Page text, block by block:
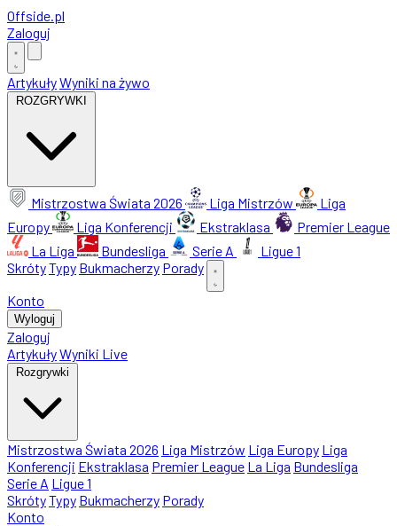
Offside.pl
Zaloguj
ArtykułyWyniki na żywo
ROZGRYWKI
Mistrzostwa Świata 2026 Liga Mistrzów
Liga
Europy
Liga Konferencji Ekstraklasa
Premier League
La Liga
Bundesliga Serie A
Ligue 1
SkrótyTypy Bukmacherzy Porady
Konto
Wyloguj
Zaloguj
ArtykułyWyniki Live
Rozgrywki
Mistrzostwa Świata 2026 Liga Mistrzów Liga Europy Liga
Konferencji Ekstraklasa Premier League La Liga Bundesliga
Serie A Ligue 1
SkrótyTypy Bukmacherzy Porady
Konto